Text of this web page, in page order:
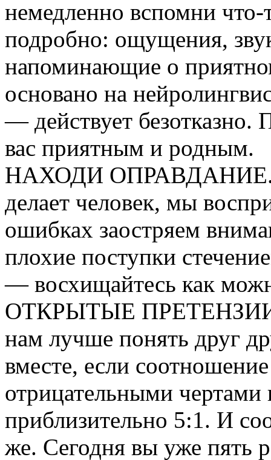
немедленно вспомни
подробно: ощущения,
напоминающие о
основано на
— действует безотказно.
вас приятным и родным.
НАХОДИ ОПРАВДАНИЕ.
делает человек, мы
ошибках заостряем
плохие поступки
— восхищайтесь как
ОТКРЫТЫЕ
нам лучше понять друг
вместе, если
отрицательными чертами
приблизительно 5:1. И
же. Сегодня вы уже пять